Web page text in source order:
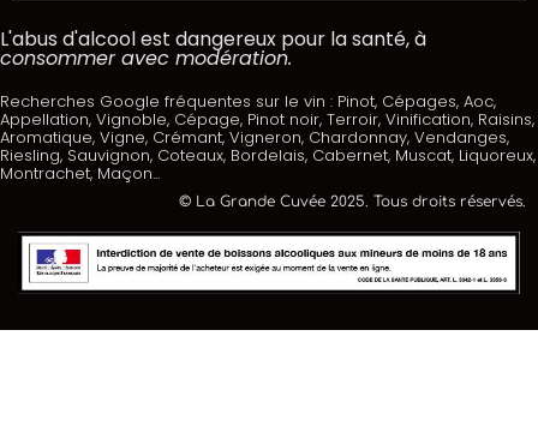
L'abus d'alcool est dangereux pour la santé, à
consommer avec modération.
Recherches Google fréquentes sur le vin : Pinot, Cépages, Aoc,
Appellation, Vignoble, Cépage, Pinot noir, Terroir, Vinification, Raisins,
Aromatique, Vigne, Crémant, Vigneron, Chardonnay, Vendanges,
Riesling, Sauvignon, Coteaux, Bordelais, Cabernet, Muscat, Liquoreux,
Montrachet, Maçon...
© La Grande Cuvée 2025. Tous droits réservés.